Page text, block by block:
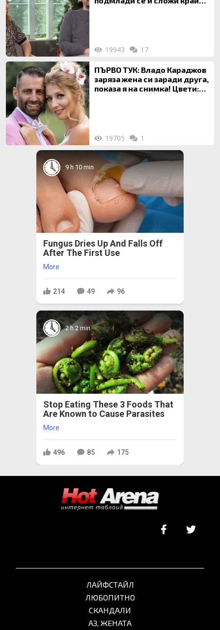
19943 17
ПЪРВО ТУК: Владо Караджов
заряза жена си заради друга,
показа я на снимка! Цвети:
19705 1
9 h 10 min
Fungus Dries Up And Falls Off
After The First Use
More
214 49 96
2 h 2 min
Stop Eating These 3 Foods That
Are Known to Cause Parasites
More
496 85 175
ЛАЙФСТАЙЛ
ЛЮБОПИТНО
СКАНДАЛИ
АЗ, ЖЕНАТА